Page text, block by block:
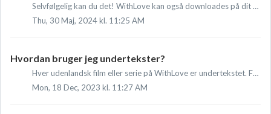
Selvfølgelig kan du det! WithLove kan også downloades på dit Smart TV. Dette er muligt på følgende operativsystemer: - Versioner af Android TV 7.1 og nyere...
Thu, 30 Maj, 2024 kl. 11:25 AM
Hvordan bruger jeg undertekster?
Hver udenlandsk film eller serie på WithLove er undertekstet. Følg disse trin for at slå underteksterne til: 1. Start den film eller serie, du vil se. 2. D...
Mon, 18 Dec, 2023 kl. 11:27 AM